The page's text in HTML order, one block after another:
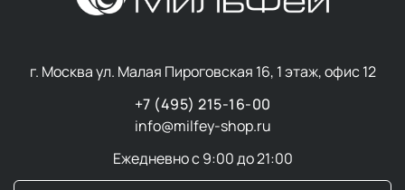
г. Москва ул. Малая Пироговская 16, 1 этаж, офис 12
+7 (495) 215-16-00
info@milfey-shop.ru
Ежедневно с 9:00 до 21:00